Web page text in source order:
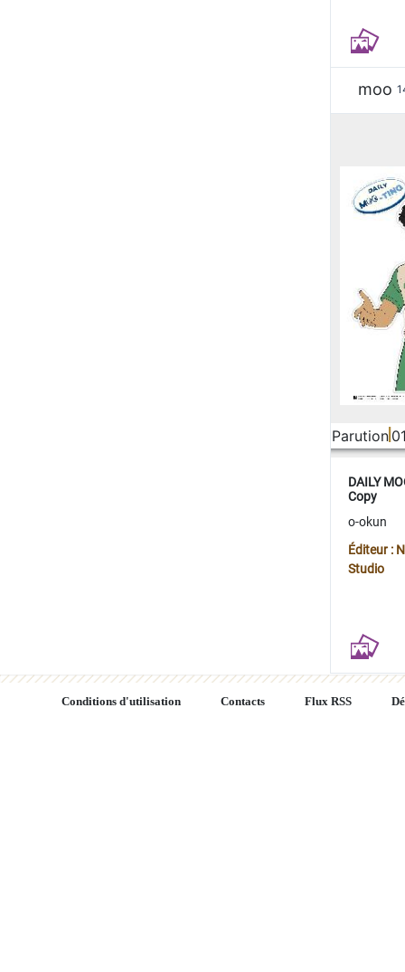
moo
Parution
DAILY
Copy
o-okun
Éditeur :
Studio
Conditions d'utilisation Contacts Flux RSS